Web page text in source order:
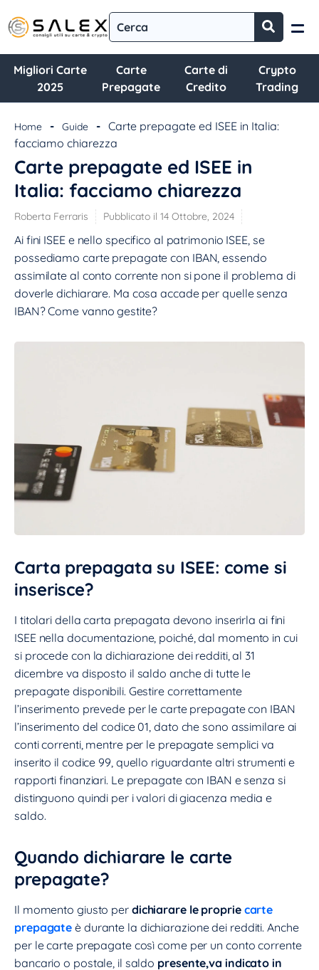
Migliori Carte
2025
Carte
Prepagate
Carte di
Credito
Crypto
Trading
Home - Guide - Carte prepagate ed ISEE in Italia:
facciamo chiarezza
Carte prepagate ed ISEE in
Italia: facciamo chiarezza
Roberta Ferraris Pubblicato il 14 Ottobre, 2024
Ai fini ISEE e nello specifico al patrimonio ISEE, se
possediamo carte prepagate con IBAN, essendo
assimilate al conto corrente non si pone il problema di
doverle dichiarare. Ma cosa accade per quelle senza
IBAN? Come vanno gestite?
Carta prepagata su ISEE: come si
inserisce?
I titolari della carta prepagata devono inserirla ai fini
ISEE nella documentazione, poiché, dal momento in cui
si procede con la dichiarazione dei redditi, al 31
dicembre va disposto il saldo anche di tutte le
prepagate disponibili. Gestire correttamente
l’inserimento prevede per le carte prepagate con IBAN
l’inserimento del codice 01, dato che sono assimilare ai
conti correnti, mentre per le prepagate semplici va
inserito il codice 99, quello riguardante altri strumenti e
rapporti finanziari. Le prepagate con IBAN e senza si
distinguono quindi per i valori di giacenza media e
saldo.
Quando dichiarare le carte
prepagate?
Il momento giusto per dichiarare le proprie carte
prepagate è durante la dichiarazione dei redditi. Anche
per le carte prepagate così come per un conto corrente
bancario o postale, il saldo presente,va indicato in